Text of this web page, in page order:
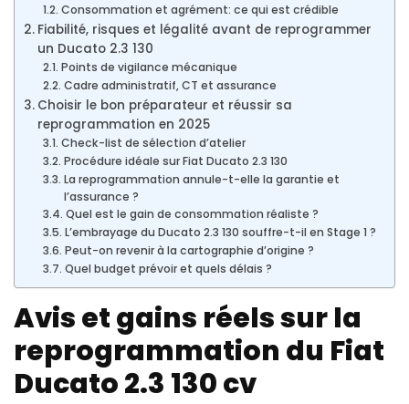
Consommation et agrément: ce qui est crédible
Fiabilité, risques et légalité avant de reprogrammer
un Ducato 2.3 130
Points de vigilance mécanique
Cadre administratif, CT et assurance
Choisir le bon préparateur et réussir sa
reprogrammation en 2025
Check-list de sélection d’atelier
Procédure idéale sur Fiat Ducato 2.3 130
La reprogrammation annule-t-elle la garantie et
l’assurance ?
Quel est le gain de consommation réaliste ?
L’embrayage du Ducato 2.3 130 souffre-t-il en Stage 1 ?
Peut-on revenir à la cartographie d’origine ?
Quel budget prévoir et quels délais ?
Avis et gains réels sur la
reprogrammation du Fiat
Ducato 2.3 130 cv